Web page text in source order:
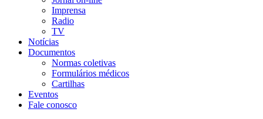
Imprensa
Radio
TV
Notícias
Documentos
Normas coletivas
Formulários médicos
Cartilhas
Eventos
Fale conosco